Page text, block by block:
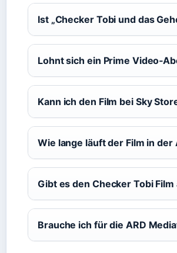
Ist „Checker Tobi und das
Lohnt sich ein Prime
Kann ich den Film bei Sky
Wie lange läuft der Film in der
Gibt es den Checker Tobi
Brauche ich für die ARD